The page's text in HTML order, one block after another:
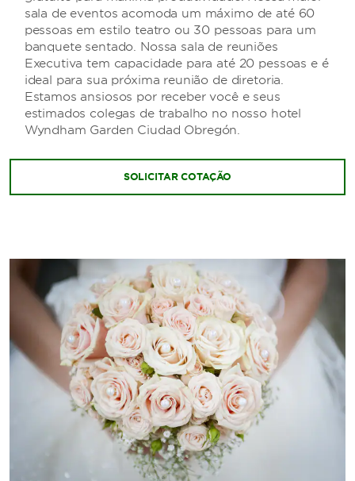
sala de eventos acomoda um máximo de até 60
pessoas em estilo teatro ou 30 pessoas para um
banquete sentado. Nossa sala de reuniões
Executiva tem capacidade para até 20 pessoas e é
ideal para sua próxima reunião de diretoria.
Estamos ansiosos por receber você e seus
estimados colegas de trabalho no nosso hotel
Wyndham Garden Ciudad Obregón.
SOLICITAR COTAÇÃO